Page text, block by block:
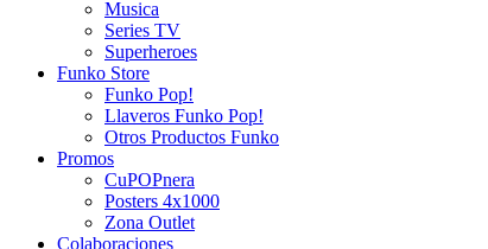
Musica
Series TV
Superheroes
Funko Store
Funko Pop!
Llaveros Funko Pop!
Otros Productos Funko
Promos
CuPOPnera
Posters 4x1000
Zona Outlet
Colaboraciones